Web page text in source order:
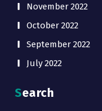
November 2022
October 2022
September 2022
July 2022
Search